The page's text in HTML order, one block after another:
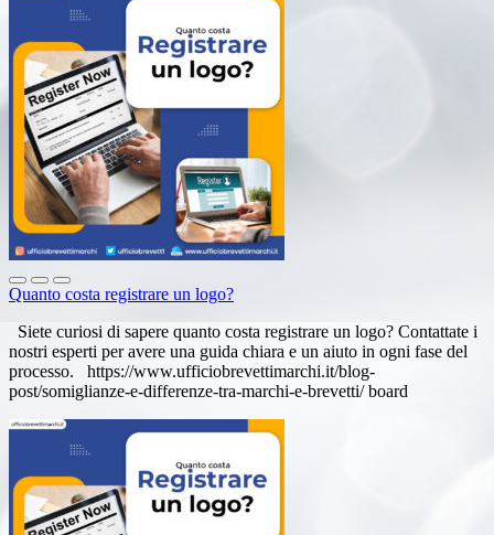
Quanto costa registrare un logo?
Siete curiosi di sapere quanto costa registrare un logo? Contattate i
nostri esperti per avere una guida chiara e un aiuto in ogni fase del
processo. https://www.ufficiobrevettimarchi.it/blog-
post/somiglianze-e-differenze-tra-marchi-e-brevetti/ board